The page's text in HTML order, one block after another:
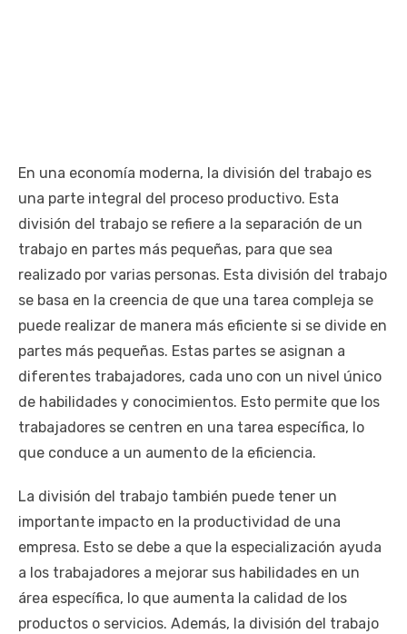
En una economía moderna, la división del trabajo es
una parte integral del proceso productivo. Esta
división del trabajo se refiere a la separación de un
trabajo en partes más pequeñas, para que sea
realizado por varias personas. Esta división del trabajo
se basa en la creencia de que una tarea compleja se
puede realizar de manera más eficiente si se divide en
partes más pequeñas. Estas partes se asignan a
diferentes trabajadores, cada uno con un nivel único
de habilidades y conocimientos. Esto permite que los
trabajadores se centren en una tarea específica, lo
que conduce a un aumento de la eficiencia.
La división del trabajo también puede tener un
importante impacto en la productividad de una
empresa. Esto se debe a que la especialización ayuda
a los trabajadores a mejorar sus habilidades en un
área específica, lo que aumenta la calidad de los
productos o servicios. Además, la división del trabajo